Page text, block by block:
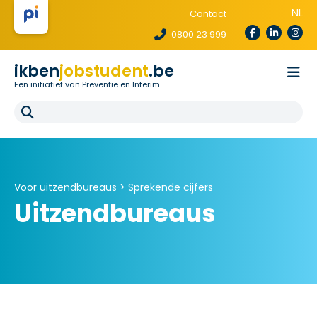
Contact
0800 23 999
NL
ikbenjobstudent.be
Een initiatief van Preventie en Interim
Voor uitzendbureaus
Voor uitzendbureaus > Sprekende cijfers
Uitzendbureaus